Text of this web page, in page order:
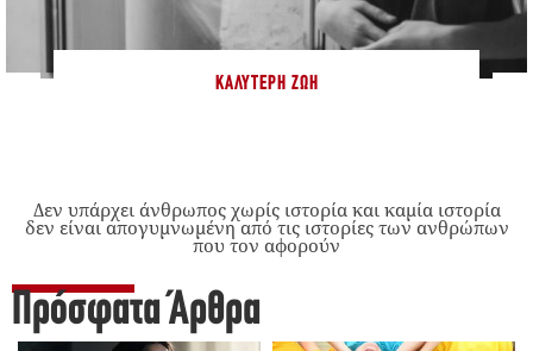
ΚΑΛΎΤΕΡΗ ΖΩΉ
Δεν υπάρχει άνθρωπος χωρίς ιστορία και καμία ιστορία
δεν είναι απογυμνωμένη από τις ιστορίες των ανθρώπων
που τον αφορούν
Πρόσφατα Άρθρα